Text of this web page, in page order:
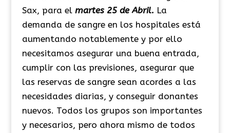
Sax, para el martes 25 de Abril. La
demanda de sangre en los hospitales está
aumentando notablemente y por ello
necesitamos asegurar una buena entrada,
cumplir con las previsiones, asegurar que
las reservas de sangre sean acordes a las
necesidades diarias, y conseguir donantes
nuevos. Todos los grupos son importantes
y necesarios, pero ahora mismo de todos